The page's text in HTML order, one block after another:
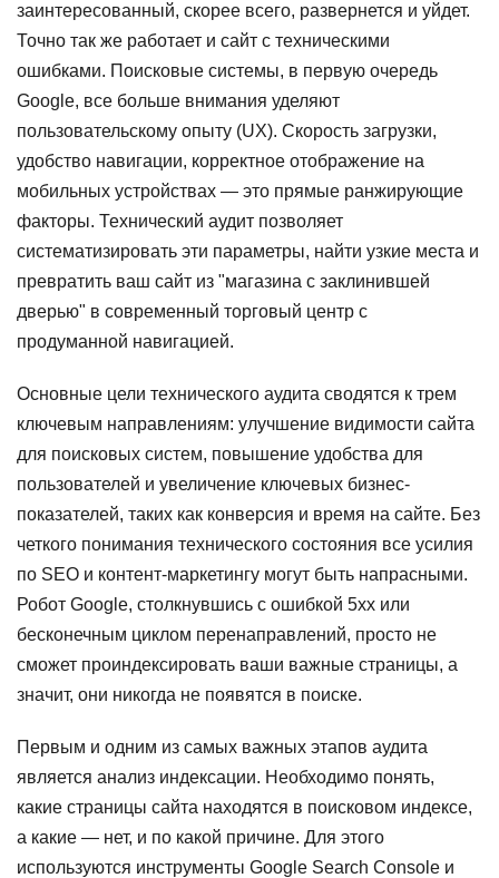
заинтересованный, скорее всего, развернется и уйдет.
Точно так же работает и сайт с техническими
ошибками. Поисковые системы, в первую очередь
Google, все больше внимания уделяют
пользовательскому опыту (UX). Скорость загрузки,
удобство навигации, корректное отображение на
мобильных устройствах — это прямые ранжирующие
факторы. Технический аудит позволяет
систематизировать эти параметры, найти узкие места и
превратить ваш сайт из "магазина с заклинившей
дверью" в современный торговый центр с
продуманной навигацией.
Основные цели технического аудита сводятся к трем
ключевым направлениям: улучшение видимости сайта
для поисковых систем, повышение удобства для
пользователей и увеличение ключевых бизнес-
показателей, таких как конверсия и время на сайте. Без
четкого понимания технического состояния все усилия
по SEO и контент-маркетингу могут быть напрасными.
Робот Google, столкнувшись с ошибкой 5xx или
бесконечным циклом перенаправлений, просто не
сможет проиндексировать ваши важные страницы, а
значит, они никогда не появятся в поиске.
Первым и одним из самых важных этапов аудита
является анализ индексации. Необходимо понять,
какие страницы сайта находятся в поисковом индексе,
а какие — нет, и по какой причине. Для этого
используются инструменты Google Search Console и